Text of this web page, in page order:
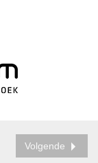
Volgende